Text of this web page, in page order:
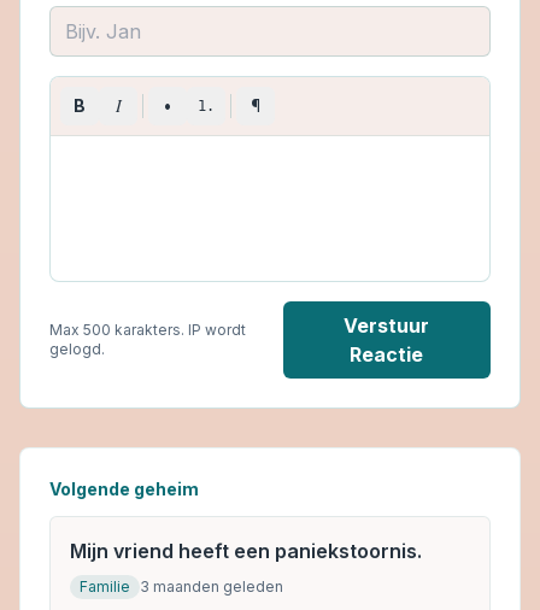
B I • 1. ¶
Max 500 karakters. IP wordt
gelogd.
Verstuur
Reactie
Volgende geheim
Mijn vriend heeft een paniekstoornis.
Familie 3 maanden geleden